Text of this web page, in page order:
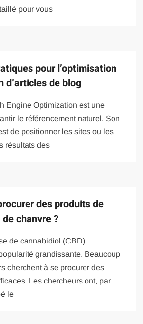
pour vous
pour l’optimisation
d’articles de blog
Engine Optimization est une
le référencement naturel. Son
de positionner les sites ou les
résultats des
des produits de
chanvre ?
de cannabidiol (CBD)
grandissante. Beaucoup
cherchent à se procurer des
Les chercheurs ont, par
le